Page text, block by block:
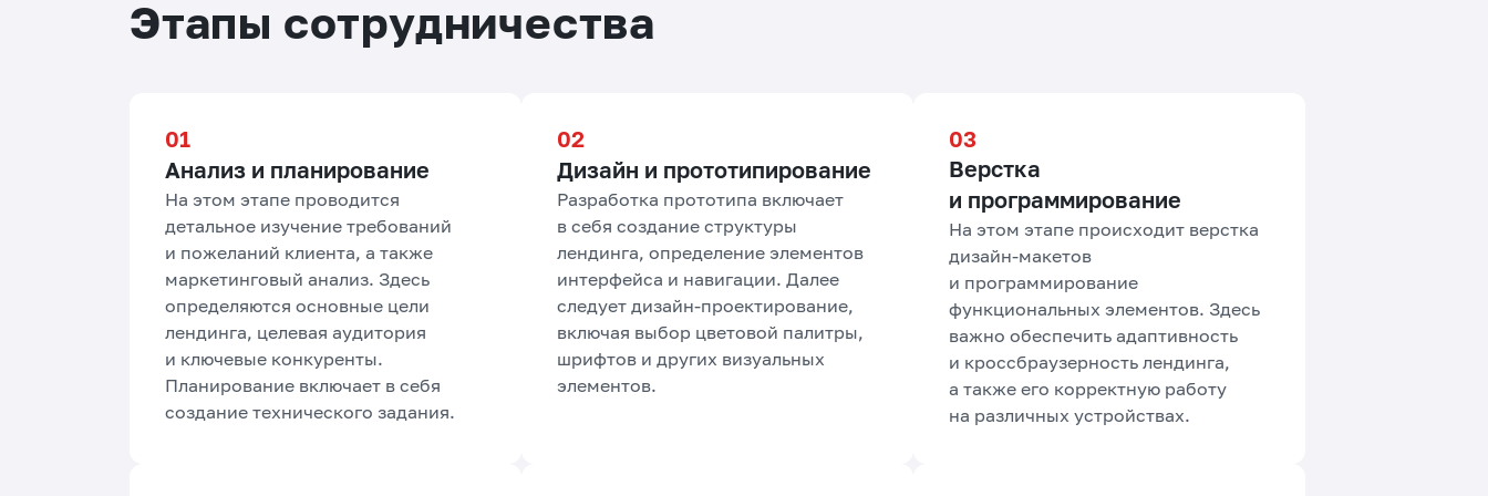
Этапы сотрудничества
Анализ и планирование
На этом этапе проводится
детальное изучение требований
и пожеланий клиента, а также
маркетинговый анализ. Здесь
определяются основные цели
лендинга, целевая аудитория
и ключевые конкуренты.
Планирование включает в себя
создание технического задания.
Дизайн и прототипирование
Разработка прототипа включает
в себя создание структуры
лендинга, определение элементов
интерфейса и навигации. Далее
следует дизайн-проектирование,
включая выбор цветовой палитры,
шрифтов и других визуальных
элементов.
Верстка
и программирование
На этом этапе происходит верстка
дизайн-макетов
и программирование
функциональных элементов. Здесь
важно обеспечить адаптивность
и кроссбраузерность лендинга,
а также его корректную работу
на различных устройствах.